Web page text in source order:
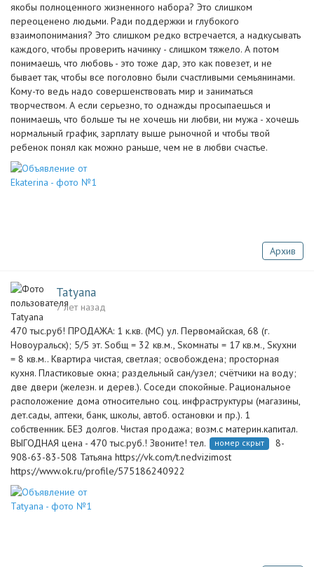
якобы полноценного жизненного набора? Это слишком
переоценено людьми. Ради поддержки и глубокого
взаимопонимания? Это слишком редко встречается, а надкусывать
каждого, чтобы проверить начинку - слишком тяжело. А потом
понимаешь, что любовь - это тоже дар, это как повезет, и не
бывает так, чтобы все поголовно были счастливыми семьянинами.
Кому-то ведь надо совершенствовать мир и заниматься
творчеством. А если серьезно, то однажды просыпаешься и
понимаешь, что больше ты не хочешь ни любви, ни мужа - хочешь
нормальный график, зарплату выше рыночной и чтобы твой
ребенок понял как можно раньше, чем не в любви счастье.
Архив
Tatyana
7 лет назад
470 тыс.руб! ПРОДАЖА: 1 к.кв. (МС) ул. Первомайская, 68 (г.
Новоуральск); 5/5 эт. Sобщ = 32 кв.м., Sкомнаты = 17 кв.м., Sкухни
= 8 кв.м.. Квартира чистая, светлая; освобождена; просторная
кухня. Пластиковые окна; раздельный сан/узел; счётчики на воду;
две двери (железн. и дерев.). Соседи спокойные. Рациональное
расположение дома относительно соц. инфраструктуры (магазины,
дет.сады, аптеки, банк, школы, автоб. остановки и пр.). 1
собственник. БЕЗ долгов. Чистая продажа; возм.с материн.капитал.
ВЫГОДНАЯ цена - 470 тыс.руб.! Звоните! тел.
номер скрыт
8-
908-63-83-508 Татьяна https://vk.com/t.nedvizimost
https://www.ok.ru/profile/575186240922